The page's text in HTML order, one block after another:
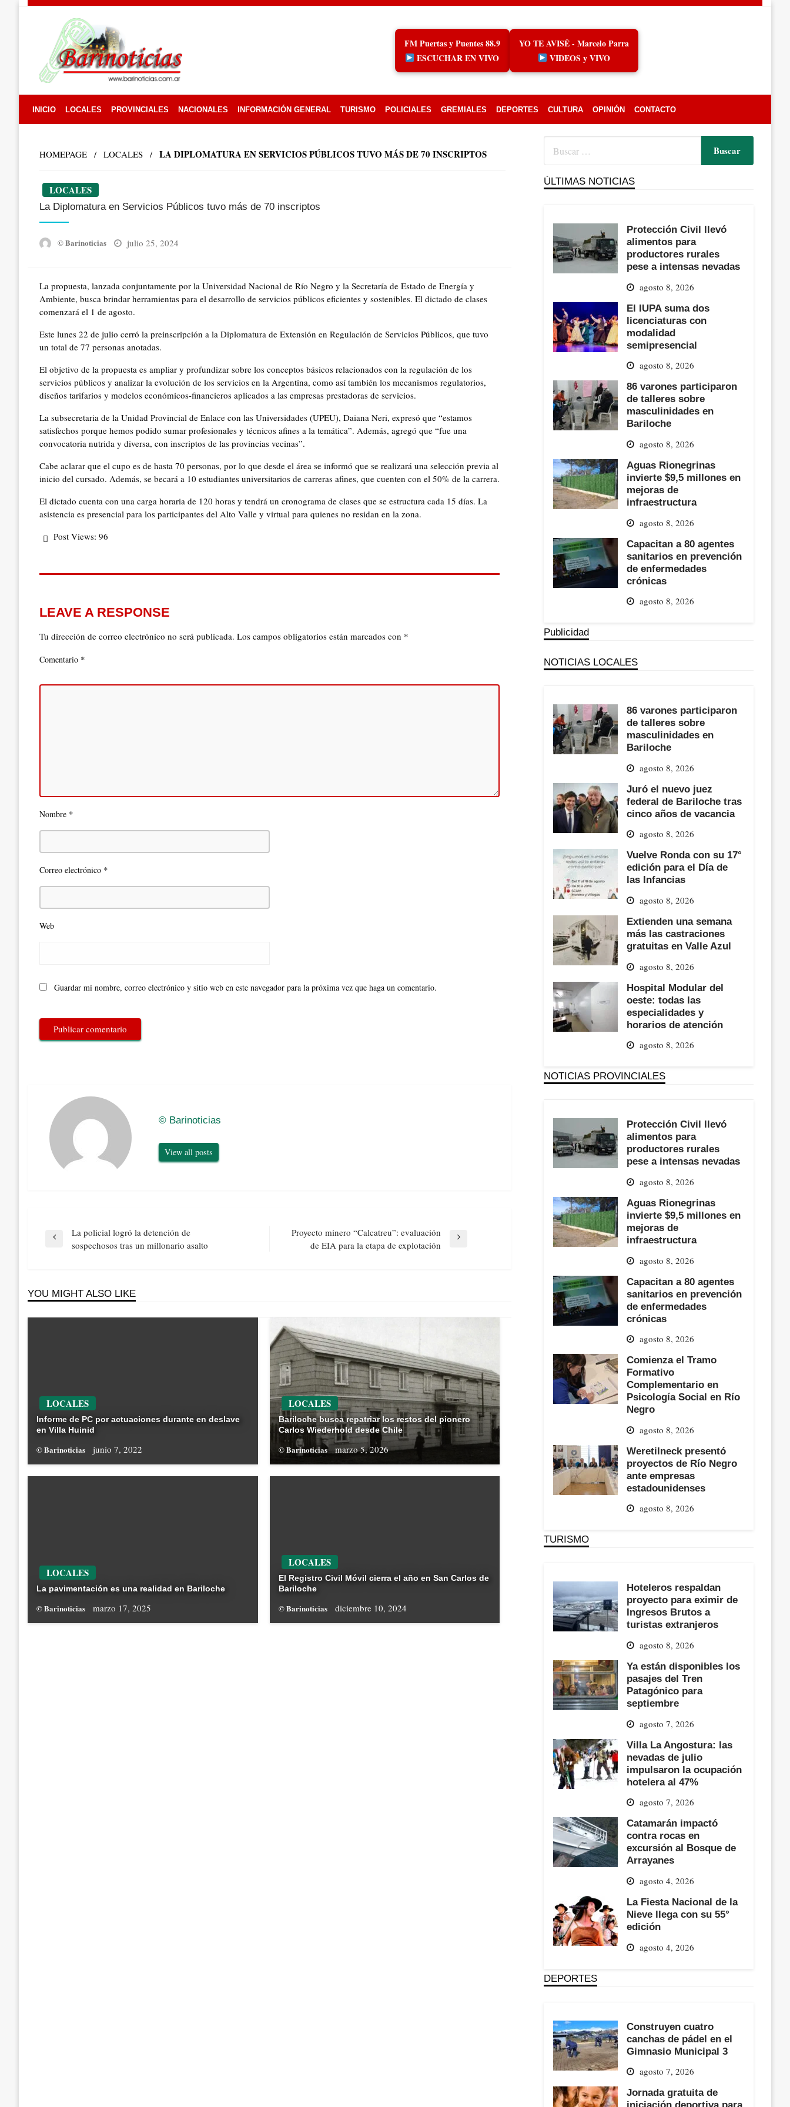
FM Puertas y Puentes 88.9
ESCUCHAR EN VIVO
YO TE AVISÉ - Marcelo Parra
VIDEOS y VIVO
INICIO LOCALES PROVINCIALES NACIONALES INFORMACIÓN GENERAL TURISMO POLICIALES GREMIALES DEPORTES CULTURA OPINIÓN CONTACTO
HOMEPAGE LOCALES LA DIPLOMATURA EN SERVICIOS PÚBLICOS TUVO MÁS DE 70 INSCRIPTOS
LOCALES
La Diplomatura en Servicios Públicos tuvo más de 70 inscriptos
© Barinoticias
Posted
julio 25, 2024
La propuesta, lanzada conjuntamente por la Universidad Nacional de Río Negro y la Secretaría de Estado de Energía y
Ambiente, busca brindar herramientas para el desarrollo de servicios públicos eficientes y sostenibles. El dictado de clases
comenzará el 1 de agosto.
Este lunes 22 de julio cerró la preinscripción a la Diplomatura de Extensión en Regulación de Servicios Públicos, que tuvo
un total de 77 personas anotadas.
El objetivo de la propuesta es ampliar y profundizar sobre los conceptos básicos relacionados con la regulación de los
servicios públicos y analizar la evolución de los servicios en la Argentina, como así también los mecanismos regulatorios,
diseños tarifarios y modelos económicos-financieros aplicados a las empresas prestadoras de servicios.
La subsecretaria de la Unidad Provincial de Enlace con las Universidades (UPEU), Daiana Neri, expresó que “estamos
satisfechos porque hemos podido sumar profesionales y técnicos afines a la temática”. Además, agregó que “fue una
convocatoria nutrida y diversa, con inscriptos de las provincias vecinas”.
Cabe aclarar que el cupo es de hasta 70 personas, por lo que desde el área se informó que se realizará una selección previa al
inicio del cursado. Además, se becará a 10 estudiantes universitarios de carreras afines, que cuenten con el 50% de la carrera.
El dictado cuenta con una carga horaria de 120 horas y tendrá un cronograma de clases que se estructura cada 15 días. La
asistencia es presencial para los participantes del Alto Valle y virtual para quienes no residan en la zona.
Post Views: 96
LEAVE A RESPONSE
Tu dirección de correo electrónico no será publicada. Los campos obligatorios están marcados con *
Comentario *
Nombre *
Correo electrónico *
Web
Guardar mi nombre, correo electrónico y sitio web en este navegador para la próxima vez que haga un comentario.
© Barinoticias
View all posts
Navegación
Previous
La policial logró la detención de
sospechosos tras un millonario asalto
Proyecto minero “Calcatreu”: evaluación
de EIA para la etapa de explotación
YOU MIGHT ALSO LIKE
LOCALES
Informe de PC por actuaciones durante en deslave
en Villa Huinid
© Barinoticias junio 7, 2022
LOCALES
Bariloche busca repatriar los restos del pionero
Carlos Wiederhold desde Chile
© Barinoticias marzo 5, 2026
LOCALES
La pavimentación es una realidad en Bariloche
© Barinoticias marzo 17, 2025
LOCALES
El Registro Civil Móvil cierra el año en San Carlos de
Bariloche
© Barinoticias diciembre 10, 2024
ÚLTIMAS NOTICIAS
Protección Civil llevó
alimentos para
productores rurales
pese a intensas nevadas
agosto 8, 2026
El IUPA suma dos
licenciaturas con
modalidad
semipresencial
agosto 8, 2026
86 varones participaron
de talleres sobre
masculinidades en
Bariloche
agosto 8, 2026
Aguas Rionegrinas
invierte $9,5 millones en
mejoras de
infraestructura
agosto 8, 2026
Capacitan a 80 agentes
sanitarios en prevención
de enfermedades
crónicas
agosto 8, 2026
Publicidad
NOTICIAS LOCALES
86 varones participaron
de talleres sobre
masculinidades en
Bariloche
agosto 8, 2026
Juró el nuevo juez
federal de Bariloche tras
cinco años de vacancia
agosto 8, 2026
Vuelve Ronda con su 17°
edición para el Día de
las Infancias
agosto 8, 2026
Extienden una semana
más las castraciones
gratuitas en Valle Azul
agosto 8, 2026
Hospital Modular del
oeste: todas las
especialidades y
horarios de atención
agosto 8, 2026
NOTICIAS PROVINCIALES
Protección Civil llevó
alimentos para
productores rurales
pese a intensas nevadas
agosto 8, 2026
Aguas Rionegrinas
invierte $9,5 millones en
mejoras de
infraestructura
agosto 8, 2026
Capacitan a 80 agentes
sanitarios en prevención
de enfermedades
crónicas
agosto 8, 2026
Comienza el Tramo
Formativo
Complementario en
Psicología Social en Río
Negro
agosto 8, 2026
Weretilneck presentó
proyectos de Río Negro
ante empresas
estadounidenses
agosto 8, 2026
TURISMO
Hoteleros respaldan
proyecto para eximir de
Ingresos Brutos a
turistas extranjeros
agosto 8, 2026
Ya están disponibles los
pasajes del Tren
Patagónico para
septiembre
agosto 7, 2026
Villa La Angostura: las
nevadas de julio
impulsaron la ocupación
hotelera al 47%
agosto 7, 2026
Catamarán impactó
contra rocas en
excursión al Bosque de
Arrayanes
agosto 4, 2026
La Fiesta Nacional de la
Nieve llega con su 55°
edición
agosto 4, 2026
DEPORTES
Construyen cuatro
canchas de pádel en el
Gimnasio Municipal 3
agosto 7, 2026
Jornada gratuita de
iniciación deportiva para